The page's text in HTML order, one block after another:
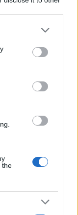
or more Google
You may click to
party tags to
in below Google
the